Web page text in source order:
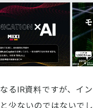
るIR資料ですが、イ
少ないのではないでし